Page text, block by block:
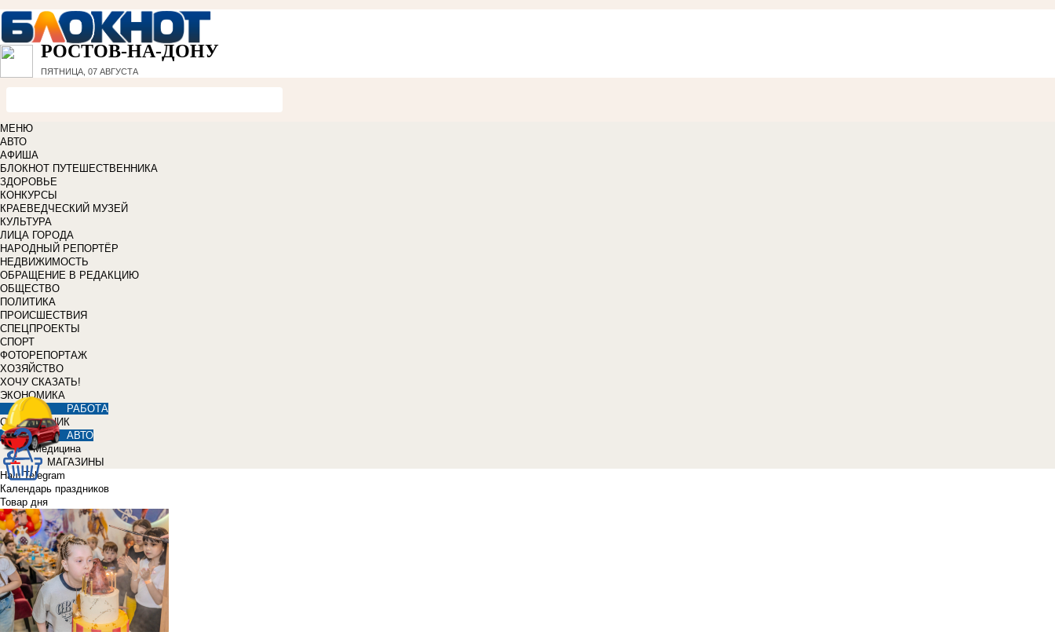
РОСТОВ-НА-ДОНУ
ПЯТНИЦА, 07 АВГУСТА
МЕНЮ
АВТО
АФИША
БЛОКНОТ ПУТЕШЕСТВЕННИКА
ЗДОРОВЬЕ
КОНКУРСЫ
КРАЕВЕДЧЕСКИЙ МУЗЕЙ
КУЛЬТУРА
ЛИЦА ГОРОДА
НАРОДНЫЙ РЕПОРТЁР
НЕДВИЖИМОСТЬ
ОБРАЩЕНИЕ В РЕДАКЦИЮ
ОБЩЕСТВО
ПОЛИТИКА
ПРОИСШЕСТВИЯ
СПЕЦПРОЕКТЫ
СПОРТ
ФОТОРЕПОРТАЖ
ХОЗЯЙСТВО
ХОЧУ СКАЗАТЬ!
ЭКОНОМИКА
РАБОТА
СПРАВОЧНИК
АВТО
Медицина
МАГАЗИНЫ
Наш Telegram
Календарь праздников
Товар дня